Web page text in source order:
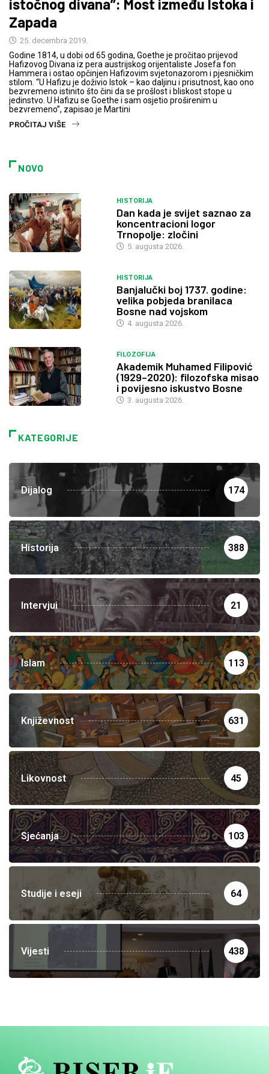
istočnog divana”: Most između Istoka i
Zapada
25. decembra 2019.
Godine 1814, u dobi od 65 godina, Goethe je pročitao prijevod
Hafizovog Divana iz pera austrijskog orijentaliste Josefa fon
Hammera i ostao opčinjen Hafizovim svjetonazorom i pjesničkim
stilom. “U Hafizu je doživio Istok – kao daljinu i prisutnost, kao ono
bezvremeno istinito što čini da se prošlost i bliskost stope u
jedinstvo. U Hafizu se Goethe i sam osjetio proširenim u
bezvremeno”, zapisao je Martini
PROČITAJ VIŠE
NOVO
HISTORIJA
Dan kada je svijet saznao za
koncentracioni logor
Trnopolje: zločini
5. augusta 2026.
HISTORIJA
Banjalučki boj 1737. godine:
velika pobjeda branilaca
Bosne nad vojskom
4. augusta 2026.
FILOZOFIJA
Akademik Muhamed Filipović
(1929–2020): filozofska misao
i povijesno iskustvo Bosne
3. augusta 2026.
KATEGORIJE
Dijalog 174
Historija 388
Intervjui 21
Islam 113
Književnost 631
Likovnost 45
Sjećanja 103
Studije i eseji 64
Vijesti 438